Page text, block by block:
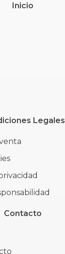
Inicio
Legales
Contacto